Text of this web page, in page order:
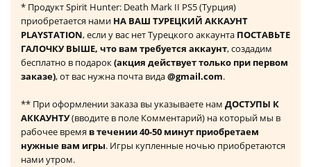
* Продукт Spirit Hunter: Death Mark II PS5 (Турция)
приобретается нами НА ВАШ ТУРЕЦКИЙ АККАУНТ
PLAYSTATION, если у вас нет Турецкого аккаунта ПОСТАВЬТЕ
ГАЛОЧКУ ВЫШЕ, что вам требуется аккаунт, создадим
бесплатно в подарок(акция действует только при первом
заказе), от вас нужна почта вида@gmail.com.
** При оформлении заказа вы указываете нам ДОСТУПЫ К
АККАУНТУ(вводите в поле Комментарий) на который мы в
рабочее время в течении 40-50 минут приобретаем
нужные вам игры. Игры купленные ночью приобретаются
нами утром.